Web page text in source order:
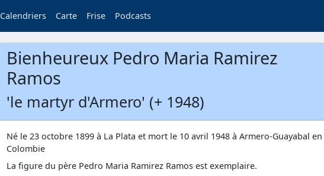
Calendriers Carte Frise Podcasts
Bienheureux Pedro Maria Ramirez
Ramos
'le martyr d'Armero' (+ 1948)
Né le 23 octobre 1899 à La Plata et mort le 10 avril 1948 à Armero-Guayabal en
Colombie
La figure du père Pedro Maria Ramirez Ramos est exemplaire.